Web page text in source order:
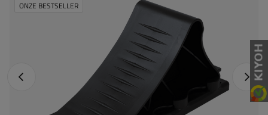
Vorige foto
ONZE BESTSELLER